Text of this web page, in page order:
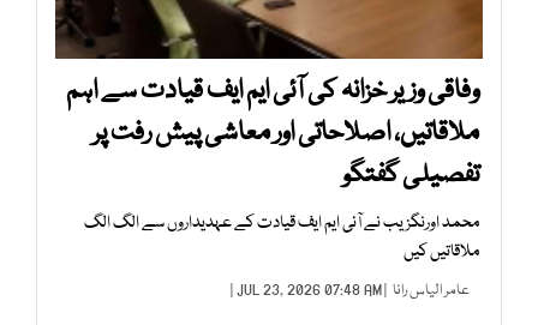
وفاقی وزیر خزانہ کی آئی ایم ایف قیادت سے اہم
ملاقاتیں، اصلاحاتی اور معاشی پیش رفت پر
تفصیلی گفتگو
محمد اورنگزیب نے آئی ایم ایف قیادت کے عہدیداروں سے الگ الگ
ملاقاتیں کیں
عامر الیاس رانا | JUL 23, 2026 07:48 AM |